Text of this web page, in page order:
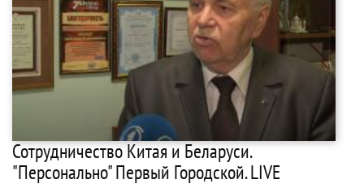
Сотрудничество Китая и Беларуси.
"Персонально" Первый Городской. LIVE